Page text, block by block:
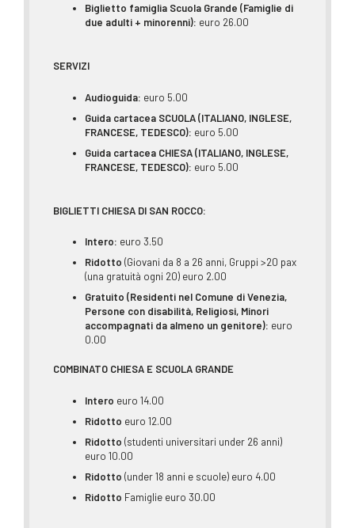
Biglietto famiglia Scuola Grande (Famiglie di
due adulti + minorenni): euro 26.00
SERVIZI
Audioguida: euro 5.00
Guida cartacea SCUOLA (ITALIANO, INGLESE,
FRANCESE, TEDESCO): euro 5.00
Guida cartacea CHIESA (ITALIANO, INGLESE,
FRANCESE, TEDESCO): euro 5.00
BIGLIETTI CHIESA DI SAN ROCCO:
Intero: euro 3.50
Ridotto (Giovani da 8 a 26 anni, Gruppi >20 pax
(una gratuità ogni 20) euro 2.00
Gratuito (Residenti nel Comune di Venezia,
Persone con disabilità, Religiosi, Minori
accompagnati da almeno un genitore): euro
0.00
COMBINATO CHIESA E SCUOLA GRANDE
Intero euro 14.00
Ridotto euro 12.00
Ridotto (studenti universitari under 26 anni)
euro 10.00
Ridotto (under 18 anni e scuole) euro 4.00
Ridotto Famiglie euro 30.00